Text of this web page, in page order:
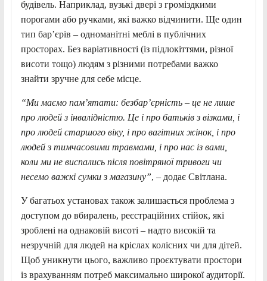
будівель. Наприклад, вузькі двері з громіздкими
порогами або ручками, які важко відчинити. Ще один
тип бар’єрів – одноманітні меблі в публічних
просторах. Без варіативності (із підлокіттями, різної
висоти тощо) людям з різними потребами важко
знайти зручне для себе місце.
“Ми маємо пам’ятати: безбар’єрність – це не лише
про людей з інвалідністю. Це і про батьків з візками, і
про людей старшого віку, і про вагітних жінок, і про
людей з тимчасовими травмами, і про нас із вами,
коли ми не виспались після повітряної тривоги чи
несемо важкі сумки з магазину”, – додає Світлана.
У багатьох установах також залишається проблема з
доступом до вбиралень, реєстраційних стійок, які
зроблені на однаковій висоті – надто високій та
незручній для людей на кріслах колісних чи для дітей.
Щоб уникнути цього, важливо проєктувати простори
із врахуванням потреб максимально широкої аудиторії.